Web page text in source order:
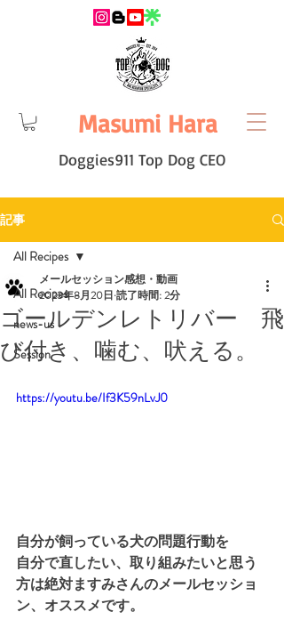
Masumi Hara
Doggies911 Top Dog CEO
記事
All Recipes
news-us
Session
All Recipes
ゴールデンレトリバー 飛
び付き、噛む、吠える。
メールセッション感想・動画
2023年8月20日 読了時間: 2分
https://youtu.be/If3K59nLvJ0
自分が飼っている犬の問題行動を
自分で直したい、取り組みたいと思う
方は絶対ますみさんのメールセッショ
ン、オススメです。